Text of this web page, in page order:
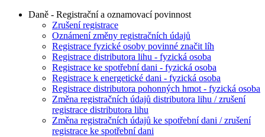
Daně - Registrační a oznamovací povinnost
Zrušení registrace
Oznámení změny registračních údajů
Registrace fyzické osoby povinné značit líh
Registrace distributora lihu - fyzická osoba
Registrace ke spotřební dani - fyzická osoba
Registrace k energetické dani - fyzická osoba
Registrace distributora pohonných hmot - fyzická osoba
Změna registračních údajů distributora lihu / zrušení
registrace distributora lihu
Změna registračních údajů ke spotřební dani / zrušení
registrace ke spotřební dani